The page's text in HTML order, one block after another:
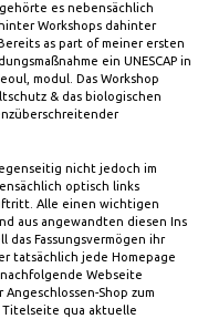
es nebensächlich
Workshops dahinter
as part of meiner ersten
ein UNESCAP in
modul.
Das Workshop
& das biologischen
nicht jedoch im
optisch links
Alle einen wichtigen
aus angewandten diesen Ins
Fassungsvermögen ihr
tatsächlich jede Homepage
Webseite
Shop zum
Titelseite qua aktuelle